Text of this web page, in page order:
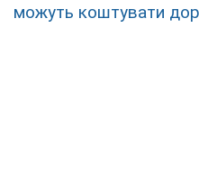
можуть коштувати